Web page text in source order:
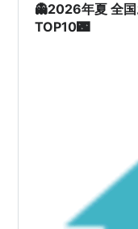
👻2026年夏 全国
TOP10🌃